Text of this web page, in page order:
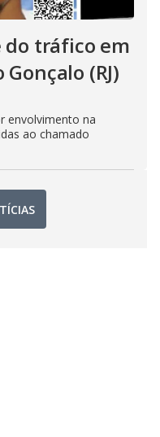
do tráfico em
(RJ)
envolvimento na
ao chamado